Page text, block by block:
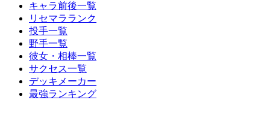
キャラ前後一覧
リセマラランク
投手一覧
野手一覧
彼女・相棒一覧
サクセス一覧
デッキメーカー
最強ランキング